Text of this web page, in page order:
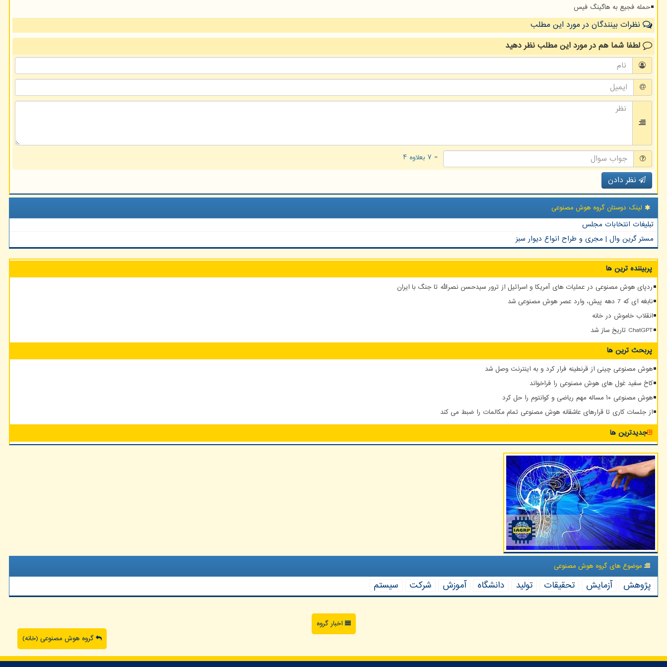
حمله فجیع به هاگینگ فیس
نظرات بینندگان در مورد این مطلب
لطفا شما همدر مورد این مطلبنظر دهید
= ۷ بعلاوه ۴
نظر دادن
لینک دوستان گروه هوش مصنوعی
تبلیغات انتخابات مجلس
مستر گرین وال | مجری و طراح انواع دیوار سبز
پربیننده ترین ها
ردپای هوش مصنوعی در عملیات های آمریکا و اسرائیل از ترور سیدحسن نصرالله تا جنگ با ایران
نابغه ای که 7 دهه پیش، وارد عصر هوش مصنوعی شد
انقلاب خاموش در خانه
ChatGPT تاریخ ساز شد
پربحث ترین ها
هوش مصنوعی چینی از قرنطینه فرار کرد و به اینترنت وصل شد
کاخ سفید غول های هوش مصنوعی را فراخواند
هوش مصنوعی ۱۰ مساله مهم ریاضی و کوانتوم را حل کرد
از جلسات کاری تا قرارهای عاشقانه هوش مصنوعی تمام مکالمات را ضبط می کند
جدیدترین ها
موضوع های گروه هوش مصنوعی
پژوهش آزمایش تحقیقات تولید دانشگاه آموزش شركت سیستم
اخبار گروه
گروه هوش مصنوعی (خانه)